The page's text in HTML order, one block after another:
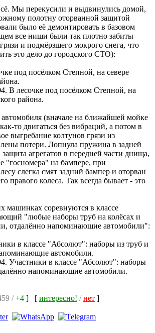
Мы перекусили и выдвинулись домой,
полотну оторванной защитой
было её демонтировать в базовом
все ниши были так плотно забиты
и подмёрзшего мокрого снега, что
это дело до городского СТО):
В лесочке под посёлком Степной, на
района.
автомобиля (вначале на ближайшей мойке
то двигаться без вибраций, а потом в
выгребание колтунов грязи из
потери. Лопнула пружина в задней
защита агрегатов в передней части днища,
"госномера" на бампере, при
слегка смят задний бампер и оторван
правого колеса. Так всегда бывает - это
машинках соревнуются в классе
"любые наборы труб на колёсах и
отдалённо напоминающие автомобили":
Участники в классе "Абсолют": наборы
напоминающие автомобили.
/+4 ] [ интересно! /нет ]